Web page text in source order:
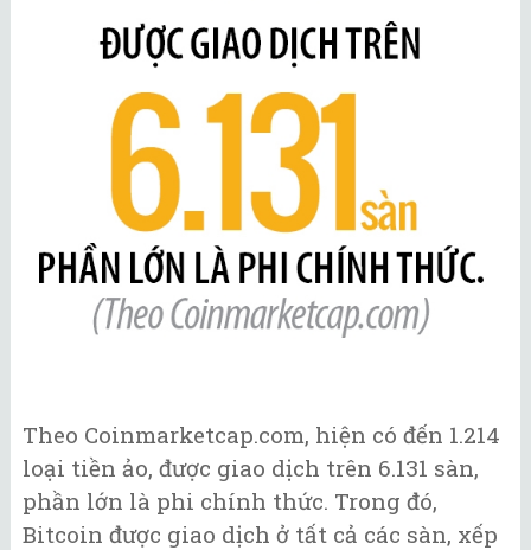
Theo Coinmarketcap.com, hiện có đến 1.214
loại tiền ảo, được giao dịch trên 6.131 sàn,
phần lớn là phi chính thức. Trong đó,
Bitcoin được giao dịch ở tất cả các sàn, xếp